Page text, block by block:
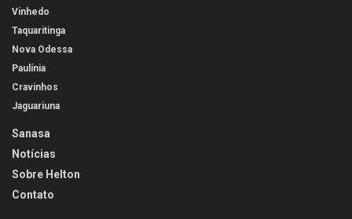
Vinhedo
Taquaritinga
Nova Odessa
Paulínia
Cravinhos
Jaguariuna
Sanasa
Notícias
Sobre Helton
Contato